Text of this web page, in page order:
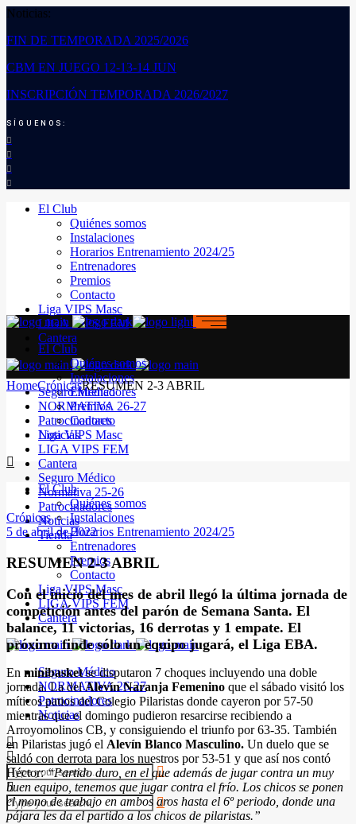
Noticias:
FIN DE TEMPORADA 2025/2026
CBM EN JUEGO 12-13-14 JUN
INSCRIPCIÓN TEMPORADA 2026/2027
SÍGUENOS:
El Club
Quiénes somos
Instalaciones
Horarios Entrenamiento 2024/25
Entrenadores
Premios
Contacto
Liga VIPS Masc
LIGA VIPS FEM
Cantera
Seguro Médico
NORMATIVA 26-27
Patrocinadores
Noticias
El Club
Quiénes somos
Instalaciones
Horarios Entrenamiento 2024/25
Entrenadores
Premios
Contacto
Liga VIPS Masc
LIGA VIPS FEM
Cantera
Seguro Médico
NORMATIVA 26-27
Patrocinadores
Noticias
El Club
Quiénes somos
Instalaciones
Entrenadores
Premios
Contacto
Liga VIPS Masc
LIGA VIPS FEM
Cantera
Seguro Médico
Normativa 25-26
Patrocinadores
Noticias
Tienda
HomeCrónicasRESUMEN 2-3 ABRIL
Crónicas
5 de abril de 2022
RESUMEN 2-3 ABRIL
Con el inicio del mes de abril llegó la última jornada de
competición antes del parón de Semana Santa. El
balance, 11 victorias, 16 derrotas y 1 empate. El
próximo finde sólo un equipo jugará, el Liga EBA.
En minibasketse disputaron 7 choques incluyendo una doble
jornada. La delAlevín Naranja Femenino que el sábado visitó los
míticos patios del Colegio Pilaristas donde cayeron por 57-50
mientras que el domingo pudieron resarcirse recibiendo a
Arroyomolinos CB, y consiguiendo el triunfo por 63-35. También
en Pilaristas jugó el Alevín Blanco Masculino. Un duelo que se
saldó con derrota para los nuestros por 53-51 y que así nos contó
Héctor:“Partido duro, en el que además de jugar contra un muy
buen equipo, tenemos que jugar contra el frío. Los chicos se ponen
el mono de trabajo en ambos aros hasta el 6º periodo, donde una
pájara les da el partido a los chicos de pilaristas.”